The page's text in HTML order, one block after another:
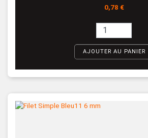
Prix
0,78 €
AJOUTER AU PANIER